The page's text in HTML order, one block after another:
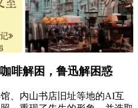
啡解困，鲁迅解困惑
、内山书店旧址等地的AI互